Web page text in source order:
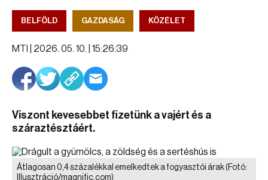
BELFÖLD GAZDASÁG KÖZÉLET
MTI | 2026. 05. 10. | 15:26:39
Viszont kevesebbet fizetünk a vajért és a
száraztésztáért.
Átlagosan 0,4 százalékkal emelkedtek a fogyasztói árak(Fotó:
Illusztráció/magnific.com)